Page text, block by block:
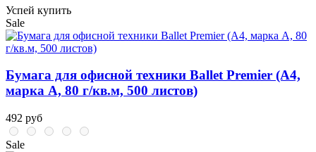
Успей купить
Sale
Бумага для офисной техники Ballet Premier (А4,
марка A, 80 г/кв.м, 500 листов)
492 руб
Sale